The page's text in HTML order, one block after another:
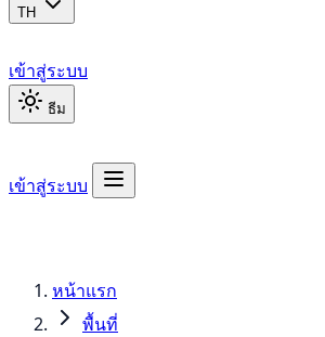
TH
เข้าสู่ระบบ
ธีม
เข้าสู่ระบบ
หน้าแรก
พื้นที่